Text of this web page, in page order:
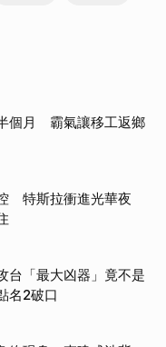
個月 霸氣讓移工返鄉
特斯拉衝進光華夜
台「最大凶器」竟不是
名2破口